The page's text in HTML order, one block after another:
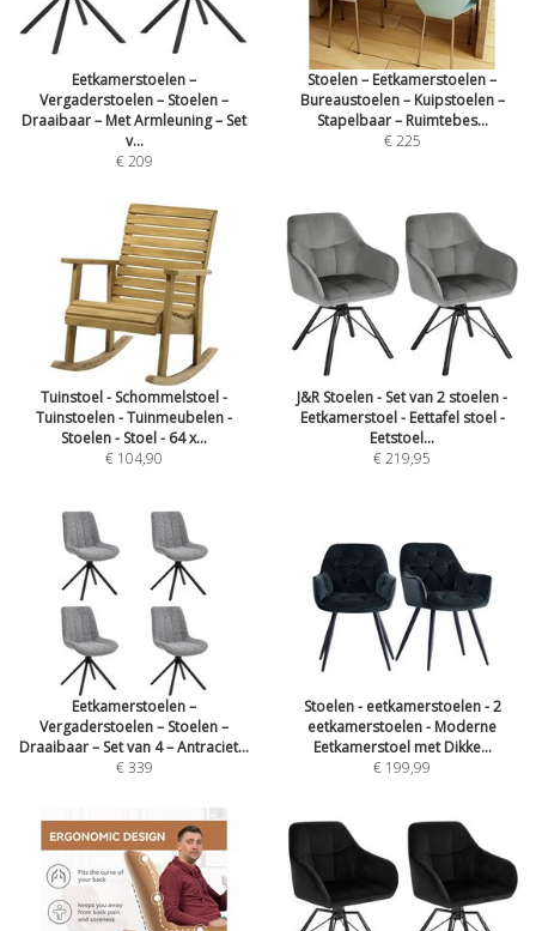
Eetkamerstoelen –
Vergaderstoelen – Stoelen –
Draaibaar – Met Armleuning – Set
v...
€ 209
Stoelen – Eetkamerstoelen –
Bureaustoelen – Kuipstoelen –
Stapelbaar – Ruimtebes...
€ 225
Tuinstoel - Schommelstoel -
Tuinstoelen - Tuinmeubelen -
Stoelen - Stoel - 64 x...
€ 104,90
J&R Stoelen - Set van 2 stoelen -
Eetkamerstoel - Eettafel stoel -
Eetstoel...
€ 219,95
Eetkamerstoelen –
Vergaderstoelen – Stoelen –
Draaibaar – Set van 4 – Antraciet...
€ 339
Stoelen - eetkamerstoelen - 2
eetkamerstoelen - Moderne
Eetkamerstoel met Dikke...
€ 199,99